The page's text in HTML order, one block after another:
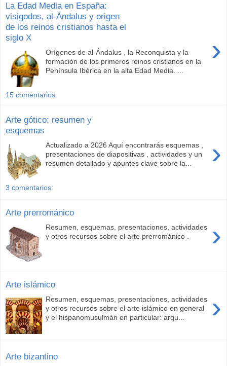
La Edad Media en España:
visigodos, al-Ándalus y origen
de los reinos cristianos hasta el
siglo X
›
Orígenes de al-Ándalus , la Reconquista y la
formación de los primeros reinos cristianos en la
Península Ibérica en la alta Edad Media. ...
15 comentarios:
Arte gótico: resumen y
esquemas
›
Actualizado a 2026 Aquí encontrarás esquemas ,
presentaciones de diapositivas , actividades y un
resumen detallado y apuntes clave sobre la...
3 comentarios:
Arte prerrománico
›
Resumen, esquemas, presentaciones, actividades
y otros recursos sobre el arte prerrománico .
Arte islámico
›
Resumen, esquemas, presentaciones, actividades
y otros recursos sobre el arte islámico en general
y el hispanomusulmán en particular: arqu...
Arte bizantino